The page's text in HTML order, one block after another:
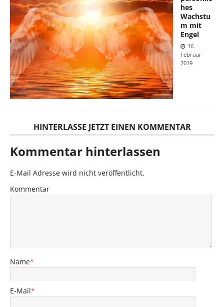
hes
Wachstu
m mit
Engel
16.
Februar
2019
HINTERLASSE JETZT EINEN KOMMENTAR
Kommentar hinterlassen
E-Mail Adresse wird nicht veröffentlicht.
Kommentar
Name*
E-Mail*